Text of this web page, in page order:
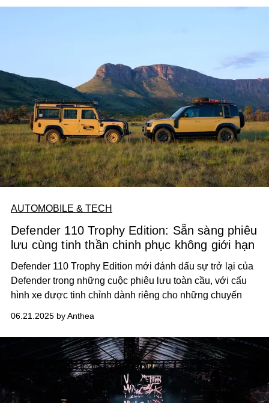
AUTOMOBILE & TECH
Defender 110 Trophy Edition: Sẵn sàng phiêu
lưu cùng tinh thần chinh phục không giới hạn
Defender 110 Trophy Edition mới đánh dấu sự trở lại của
Defender trong những cuộc phiêu lưu toàn cầu, với cấu
hình xe được tinh chỉnh dành riêng cho những chuyến
Phiên bản Trophy được ra mắt song song với cuộc đua
phiêu lưu Defender Trophy mới - một sáng kiến toàn cầu
lấy cảm hứng từ những sự kiện Trophy và Challenge
mang tính biểu tượng trong quá khứ.
Phiên bản Trophy mạnh mẽ và bền bỉ sẽ được giới thiệu
với hai màu sắc lấy cảm hứng từ di sản: Deep Sandglow
06.21.2025 by Anthea